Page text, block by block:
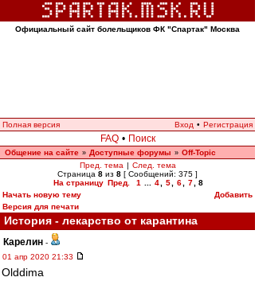
Официальный сайт болельщиков ФК "Спартак" Москва
Полная версия Вход • Регистрация
FAQ • Поиск
Общение на сайте » Доступные форумы » Off-Topic
Пред. тема | След. тема
Страница 8 из 8 [ Сообщений: 375 ]
На страницу Пред. 1 4 5 6 7
8
Начать новую тему
Добавить
Версия для печати
История - лекарство от карантина
Карелин -
01 апр 2020 21:33
Olddima